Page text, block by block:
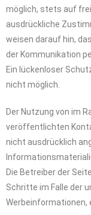
möglich, stets auf
ausdrückliche
weisen darauf hin,
der Kommunikation
Ein lückenloser
nicht möglich.
Der Nutzung von im
veröffentlichten
nicht ausdrücklich
Die Betreiber der
Schritte im Falle der
Werbeinformationen,